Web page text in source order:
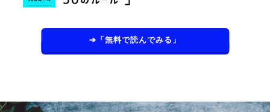
➔「無料で読んでみる」